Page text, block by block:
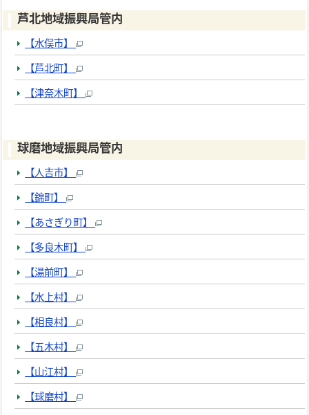
芦北地域振興局管内
【水俣市】
【芦北町】
【津奈木町】
球磨地域振興局管内
【人吉市】
【錦町】
【あさぎり町】
【多良木町】
【湯前町】
【水上村】
【相良村】
【五木村】
【山江村】
【球磨村】